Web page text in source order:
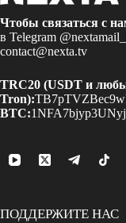
Чтобы связаться с
в Telegram
contact@nexta.tv
TRC20 (USDT и
Tron):
BTC:
ПОДДЕРЖИТЕ НАС